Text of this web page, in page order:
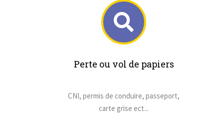
Perte ou vol de papiers
CNI, permis de conduire, passeport,
carte grise ect...